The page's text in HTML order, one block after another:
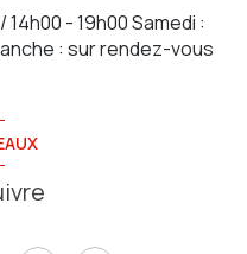
- 19h00 Samedi :
: sur rendez-vous